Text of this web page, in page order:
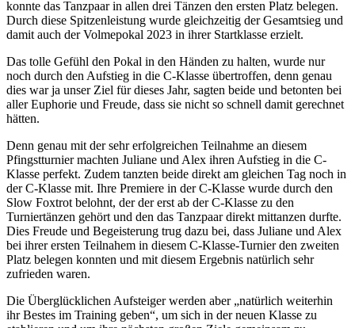
konnte das Tanzpaar in allen drei Tänzen den ersten Platz belegen.
Durch diese Spitzenleistung wurde gleichzeitig der Gesamtsieg und
damit auch der Volmepokal 2023 in ihrer Startklasse erzielt.
Das tolle Gefühl den Pokal in den Händen zu halten, wurde nur
noch durch den Aufstieg in die C-Klasse übertroffen, denn genau
dies war ja unser Ziel für dieses Jahr, sagten beide und betonten bei
aller Euphorie und Freude, dass sie nicht so schnell damit gerechnet
hätten.
Denn genau mit der sehr erfolgreichen Teilnahme an diesem
Pfingstturnier machten Juliane und Alex ihren Aufstieg in die C-
Klasse perfekt. Zudem tanzten beide direkt am gleichen Tag noch in
der C-Klasse mit. Ihre Premiere in der C-Klasse wurde durch den
Slow Foxtrot belohnt, der der erst ab der C-Klasse zu den
Turniertänzen gehört und den das Tanzpaar direkt mittanzen durfte.
Dies Freude und Begeisterung trug dazu bei, dass Juliane und Alex
bei ihrer ersten Teilnahem in diesem C-Klasse-Turnier den zweiten
Platz belegen konnten und mit diesem Ergebnis natürlich sehr
zufrieden waren.
Die Überglücklichen Aufsteiger werden aber „natürlich weiterhin
ihr Bestes im Training geben“, um sich in der neuen Klasse zu